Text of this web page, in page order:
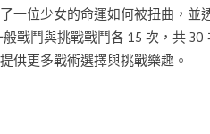
一位少女的命運如何被扭曲，
戰鬥與挑戰戰鬥各 15 次，共
供更多戰術選擇與挑戰樂趣。